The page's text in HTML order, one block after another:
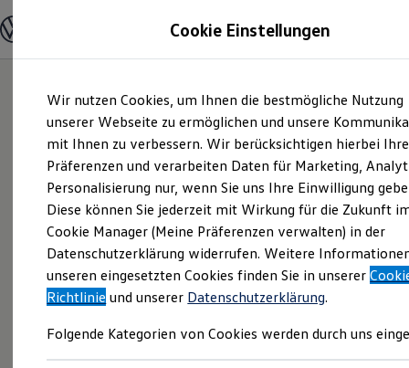
Hauptinhalt
springen
Footer
springen
Modelle und Konfigurator
Modelle vergleichen
Elektroautos
ENERGY Sondermodelle
Nutzfahrzeuge
SUV und CUV
Familienautos
Kombis
Kompaktwagen
Sportwagen
Schnell verfügbare Fahrzeuge
Angebote und Produkte
Aktuelle Angebote
E-Auto-Förderung
Volkswagen Marktplatz
Junge Gebrauchtwagen und Gebrauchtwagen
Cookie Einstellungen
Wir nutzen Cookies, um Ihnen die bestmögliche Nutzung
unserer Webseite zu ermöglichen und unsere
mit Ihnen zu verbessern. Wir berücksichtigen hierbei Ihre
Präferenzen und verarbeiten Daten für Marketing,
Personalisierung nur, wenn Sie uns Ihre Einwilligung
Diese können Sie jederzeit mit Wirkung für die Zukunft
Cookie Manager (Meine Präferenzen verwalten) in der
Datenschutzerklärung widerrufen. Weitere
unseren eingesetzten Cookies finden Sie in unserer
Richtlinie und unserer Datenschutzerklärung.
Folgende Kategorien von Cookies werden durch uns